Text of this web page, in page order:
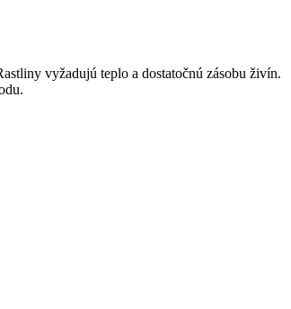
vyžadujú teplo a dostatočnú zásobu živín.